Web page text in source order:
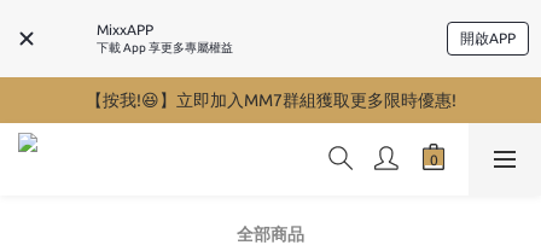
MixxAPP
下載 App 享更多專屬權益
開啟APP
【按我!😆】立即加入MM7群組獲取更多限時優惠!
全部商品